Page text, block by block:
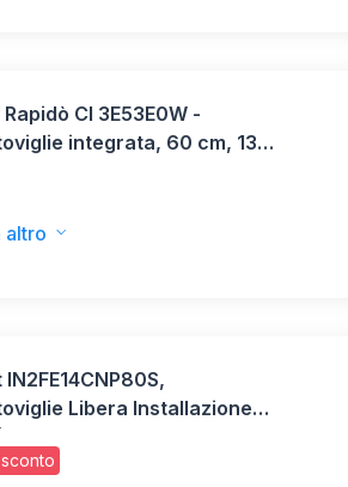
CI 3E53E0W -
integrata, 60 cm, 13
digitale, 53 dB, 5
fine ciclo, avvio
altro
Libera Installazione
60 cm, Profondità 59
85cm, Lavastoviglie